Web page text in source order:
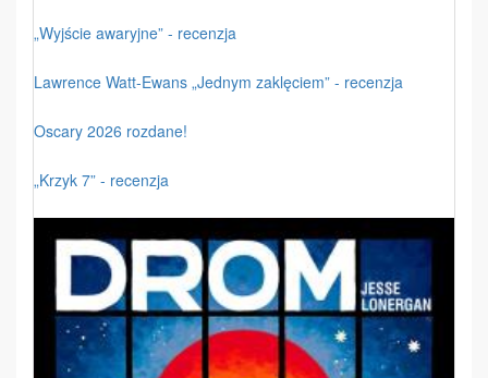
„Wyjście awaryjne” - recenzja
Lawrence Watt-Ewans „Jednym zaklęciem” - recenzja
Oscary 2026 rozdane!
„Krzyk 7” - recenzja